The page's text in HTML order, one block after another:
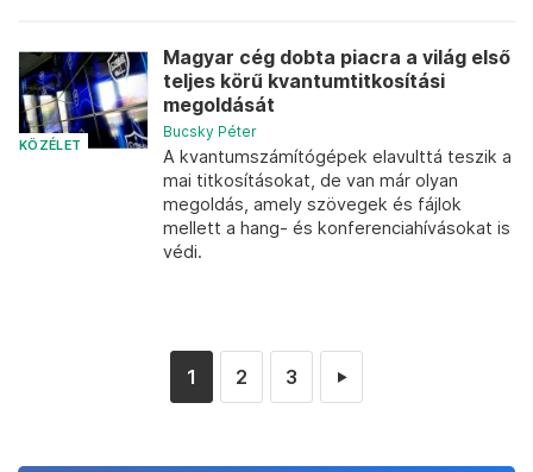
KÖZÉLET
Magyar cég dobta piacra a világ első
teljes körű kvantumtitkosítási
megoldását
Bucsky Péter
A kvantumszámítógépek elavulttá teszik a
mai titkosításokat, de van már olyan
megoldás, amely szövegek és fájlok
mellett a hang- és konferenciahívásokat is
védi.
1 2 3 ►